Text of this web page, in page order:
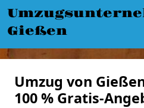
Gießen
Umzug von
100 % Gratis-